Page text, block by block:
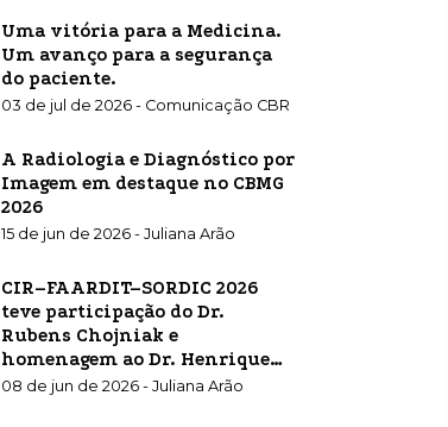
Uma vitória para a Medicina.
Um avanço para a segurança
do paciente.
03 de jul de 2026 - Comunicação CBR
A Radiologia e Diagnóstico por
Imagem em destaque no CBMG
2026
15 de jun de 2026 - Juliana Arão
CIR–FAARDIT–SORDIC 2026
teve participação do Dr.
Rubens Chojniak e
homenagem ao Dr. Henrique
Carrete Jr.
08 de jun de 2026 - Juliana Arão